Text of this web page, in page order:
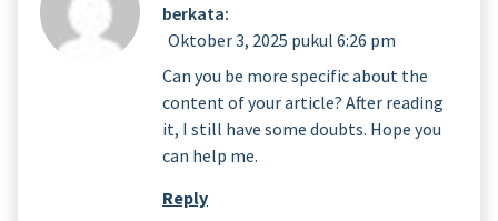
berkata:
Oktober 3, 2025 pukul 6:26 pm
Can you be more specific about the
content of your article? After reading
it, I still have some doubts. Hope you
can help me.
Reply